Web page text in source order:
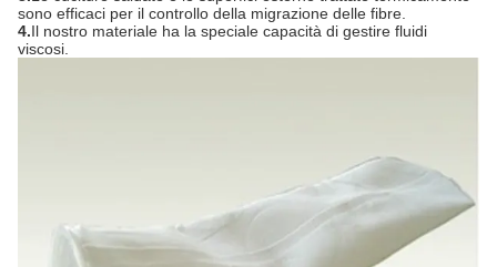
sono efficaci per il controllo della migrazione delle fibre.
4.Il nostro materiale ha la speciale capacità di gestire fluidi
viscosi.